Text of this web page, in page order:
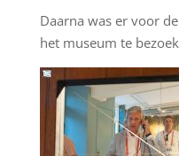
Daarna was er voor
het museum te